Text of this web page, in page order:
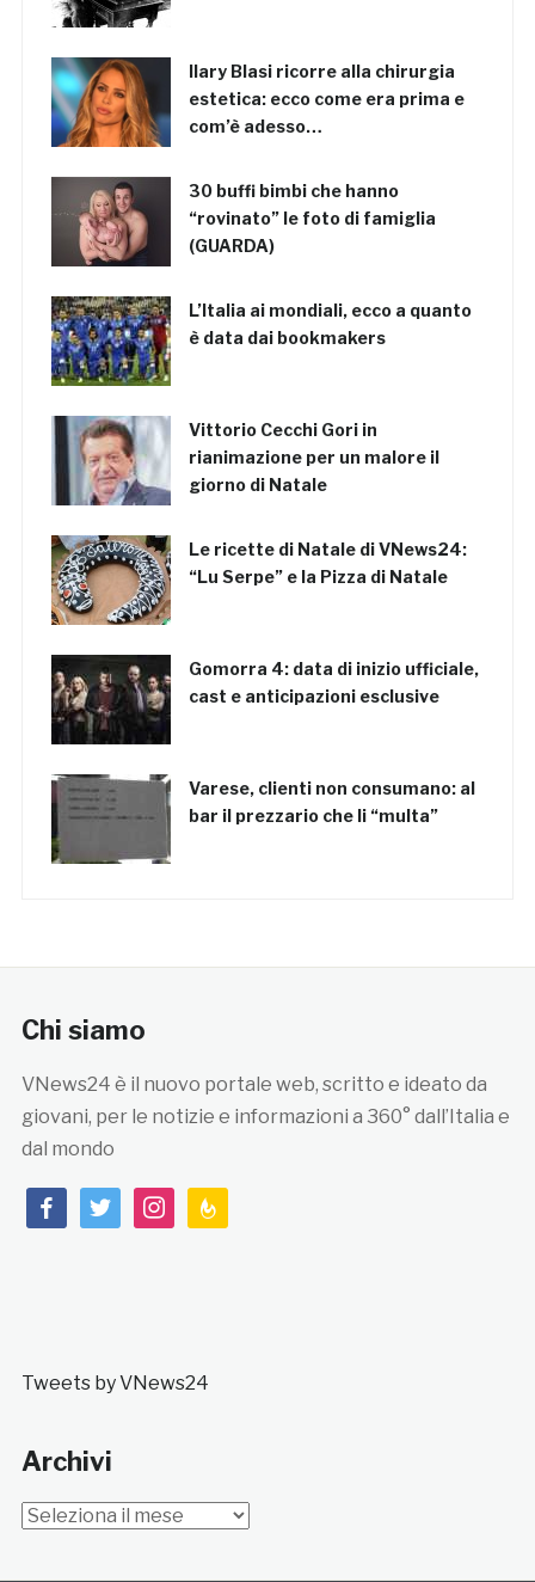
Ilary Blasi ricorre alla chirurgia
estetica: ecco come era prima e
com’è adesso…
30 buffi bimbi che hanno
“rovinato” le foto di famiglia
(GUARDA)
L’Italia ai mondiali, ecco a quanto
è data dai bookmakers
Vittorio Cecchi Gori in
rianimazione per un malore il
giorno di Natale
Le ricette di Natale di VNews24:
“Lu Serpe” e la Pizza di Natale
Gomorra 4: data di inizio ufficiale,
cast e anticipazioni esclusive
Varese, clienti non consumano: al
bar il prezzario che li “multa”
Chi siamo
VNews24 è il nuovo portale web, scritto e ideato da
giovani, per le notizie e informazioni a 360° dall’Italia e
dal mondo
facebooktwitterinstagramfeedburner
Tweets by VNews24
Archivi
Archivi